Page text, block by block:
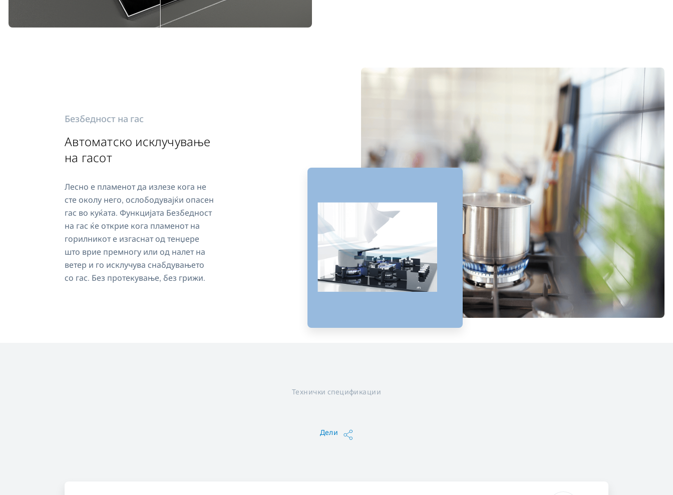
Безбедност на гас
Автоматско исклучување
на гасот
Лесно е пламенот да излезе кога не
сте околу него, ослободувајќи опасен
гас во куќата. Функцијата Безбедност
на гас ќе открие кога пламенот на
горилникот е изгаснат од тенџере
што врие премногу или од налет на
ветер и го исклучува снабдувањето
со гас. Без протекување, без грижи.
Технички спецификации
Дели